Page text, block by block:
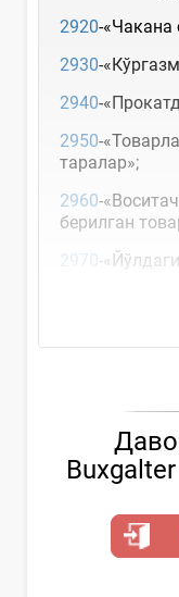
2920-«Чакана
2930-
2940-
2950-
таралар»;
2960-
берилган
2970-